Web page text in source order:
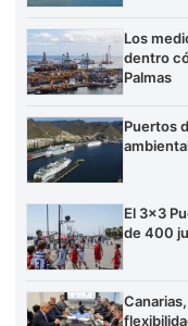
Los
dentro
Palmas
Puertos
El 3×3
de 400